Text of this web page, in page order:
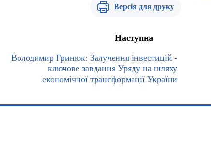
Версія для друку
Наступна
Володимир Гринюк: Залучення інвестицій -
ключове завдання Уряду на шляху
економічної трансформації України